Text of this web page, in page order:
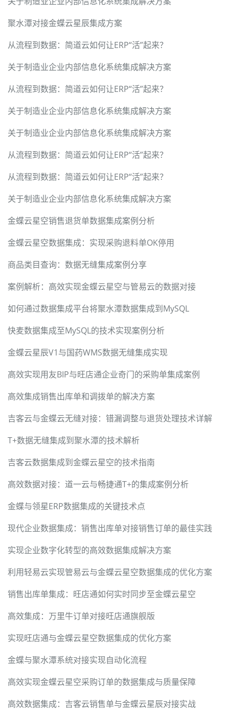
聚水潭对接金蝶云星辰集成方案
从流程到数据：简道云如何让ERP“活”起来？
关于制造业企业内部信息化系统集成解决方案
从流程到数据：简道云如何让ERP“活”起来？
关于制造业企业内部信息化系统集成解决方案
关于制造业企业内部信息化系统集成解决方案
从流程到数据：简道云如何让ERP“活”起来？
从流程到数据：简道云如何让ERP“活”起来？
关于制造业企业内部信息化系统集成解决方案
金蝶云星空销售退货单数据集成案例分析
金蝶云星空数据集成：实现采购退料单OK停用
商品类目查询：数据无缝集成案例分享
案例解析：高效实现金蝶云星空与管易云的数据对接
如何通过数据集成平台将聚水潭数据集成到MySQL
快麦数据集成至MySQL的技术实现案例分析
金蝶云星辰V1与国药WMS数据无缝集成实现
高效实现用友BIP与旺店通企业奇门的采购单集成案例
高效集成销售出库单和调拨单的解决方案
吉客云与金蝶云无缝对接：错漏调整与退货处理技术详解
T+数据无缝集成到聚水潭的技术解析
吉客云数据集成到金蝶云星空的技术指南
高效数据对接：道一云与畅捷通T+的集成案例分析
金蝶与领星ERP数据集成的关键技术点
现代企业数据集成：销售出库单对接销售订单的最佳实践
实现企业数字化转型的高效数据集成解决方案
利用轻易云实现管易云与金蝶云星空数据集成的优化方案
销售出库单集成：旺店通如何实时同步至金蝶云星空
高效集成：万里牛订单对接旺店通旗舰版
实现旺店通与金蝶云星空数据集成的优化方案
金蝶与聚水潭系统对接实现自动化流程
高效实现金蝶云星空采购订单的数据集成与质量保障
高效数据集成：吉客云销售单与金蝶云星辰对接实战